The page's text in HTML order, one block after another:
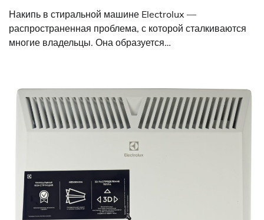
Накипь в стиральной машине Electrolux —
распространенная проблема, с которой сталкиваются
многие владельцы. Она образуется…